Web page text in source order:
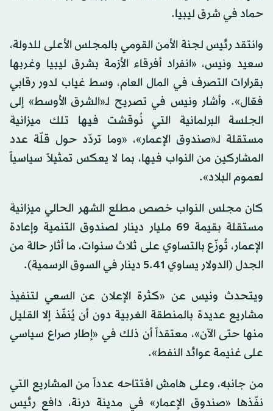
حماد في شرق ليبيا.
وانتقد رئيس لجنة الأمن القومي بالمجلس الأعلى للدولة،
سعيد ونيس، «انفراد أفرقاء الأزمة بشرق ليبيا وغربها
بقرارات التصرف في المال العام، وسط غياب لدور رقابي
فعّال». وأشار ونيس في تصريح لـ«الشرق الأوسط» إلى
الجلسة البرلمانية التي نُوقشت فيها تلك ميزانية
مستقلة لـ«صندوق الإعمار»، «وما تردّد حول قلّة عدد
المشاركين من النواب فيها، بما لا يعكس تمثيلاً سياسياً
لعموم البلاد».
كان مجلس النواب خصص مطلع الشهر الحالي ميزانية
مستقلة بقيمة 69 مليار دينار لصندوق التنمية وإعادة
الإعمار، تُوزّع بالتساوي على ثلاث سنوات، ما أثار حالة من
الجدل (الدولار يساوي 5.41 دينار في السوق الرسمية).
ويتحدث ونيس عن «كثرة الإعلان عن السعي لتنفيذ
مشاريع عديدة بالمنطقة الغربية دون أن يُنفّذ إلا القليل
منها حتى الآن»، معتقداً أن ذلك في «إطار صراع سياسي
على غنيمة عوائد النفط».
من جانبه، وعلى هامش افتتاحه عدداً من المشاريع التي
نفّذها «صندوق الإعمار» في مدينة درنة، دافع رئيس